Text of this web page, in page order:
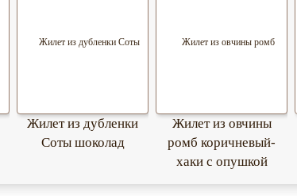
Жилет из дубленки
Соты шоколад
Жилет из овчины
ромб коричневый-
хаки с опушкой